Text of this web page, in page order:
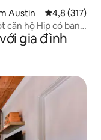
Austin Xếp hạng
4,8 (317)
căn hộ Hip có ban
gia đình